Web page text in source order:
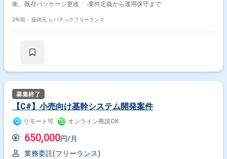
衝、既存パッケージ更改 -要件定義から運用保守まで
2年前・ 提供元: レバテックフリーランス
【C#】小売向け基幹システム開発案件
リモート可 オンライン商談OK
650,000円/月
業務委託(フリーランス)